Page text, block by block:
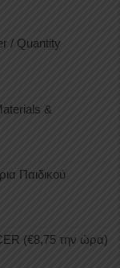
/ Quantity
&
Παιδικού
(€8,75 την ώρα)